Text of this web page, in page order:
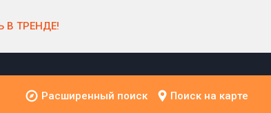
В ТРЕНДЕ!
Расширенный поиск Поиск на карте